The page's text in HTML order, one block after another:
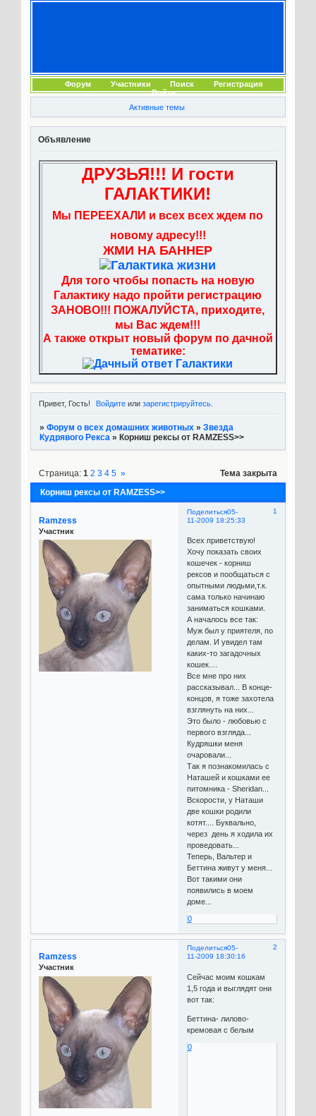
Форум Участники Поиск
Регистрация
Войти
Активные темы
Объявление
ДРУЗЬЯ!!! И гости
ГАЛАКТИКИ!
Мы ПЕРЕЕХАЛИ и всех всех ждем по
новому адресу!!!
ЖМИ НА БАННЕР
Для того чтобы попасть на новую
Галактику надо пройти регистрацию
ЗАНОВО!!! ПОЖАЛУЙСТА, приходите,
мы Вас ждем!!!
А также открыт новый форум по дачной
тематике:
Привет, Гость! Войдите илизарегистрируйтесь
» Форум о всех домашних животных » Звезда
Кудрявого Рекса » Корниш рексы от RAMZESS>>
Корниш рексы от RAMZESS>>
Страница: 1 2 3 4 5 » Тема закрыта
Поделиться 1
05-
11-2009 18:25:33
Ramzess
Участник
Всех приветствую!
Хочу показать своих
кошечек - корниш
рексов и пообщаться с
опытными людьми,т.к.
сама только начинаю
заниматься кошками.
А началось все так:
Муж был у приятеля, по
делам. И увидел там
каких-то загадочных
кошек....
Все мне про них
рассказывал... В конце-
концов, я тоже захотела
взглянуть на них...
Это было - любовью с
первого взгляда...
Кудряшки меня
очаровали...
Так я познакомилась с
Наташей и кошками ее
питомника - Sheridan...
Вскорости, у Наташи
две кошки родили
котят.... Буквально,
через день я ходила их
проведовать...
Теперь, Вальтер и
Беттина живут у меня...
Вот такими они
появились в моем
доме...
0
Поделиться 2
05-
11-2009 18:30:16
Ramzess
Участник
Сейчас моим кошкам
1,5 года и выглядят они
вот так:
Беттина- лилово-
кремовая с белым
0